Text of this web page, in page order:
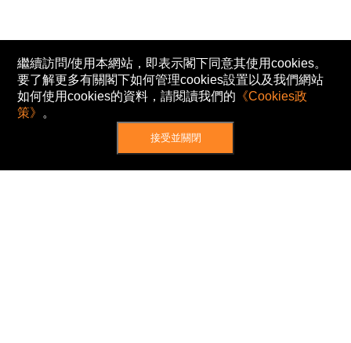
繼續訪問/使用本網站，即表示閣下同意其使用cookies。
要了解更多有關閣下如何管理cookies設置以及我們網站
如何使用cookies的資料，請閱讀我們的 《Cookies政
策》 。
接受並關閉